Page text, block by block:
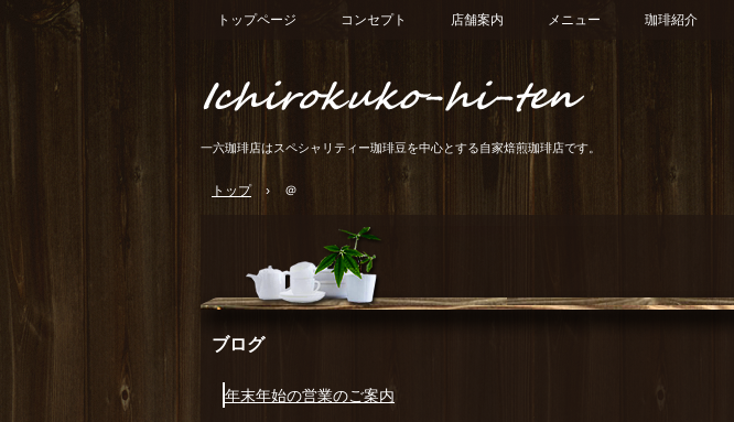
一六珈琲店はスペシャリティー珈琲豆を中心とする自家焙煎珈琲店です。
トップページ コンセプト 店舗案内 メニュー 珈琲紹介
トップ › ＠
ブログ
年末年始の営業のご案内